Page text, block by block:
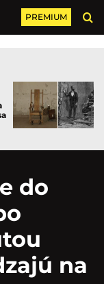
PREMIUM
do
na